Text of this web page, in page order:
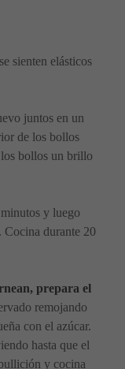
sienten elásticos
juntos en un
de los bollos
bollos un brillo
y luego
Cocina durante 20
prepara el
remojando
con el azúcar.
hasta que el
y cocina